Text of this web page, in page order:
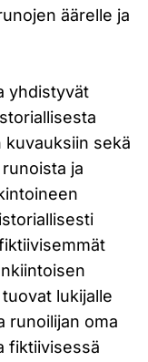
äärelle ja
yhdistyvät
sekä
ja
lukijalle
runoilijan oma
fiktiivisessä